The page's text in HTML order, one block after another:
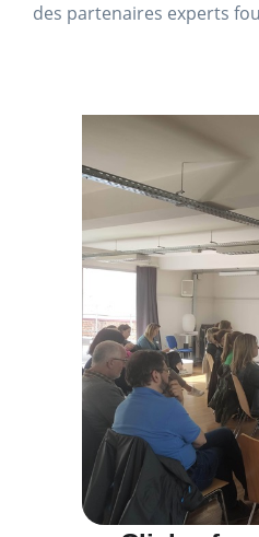
des partenaires experts